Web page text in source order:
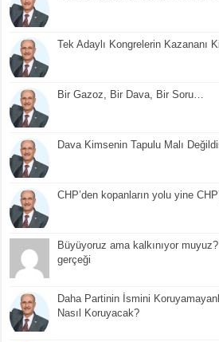
Tek Adaylı Kongrelerin Kazananı
Bir Gazoz, Bir Dava, Bir Soru…
Dava Kimsenin Tapulu Malı
CHP’den kopanların yolu yine
Büyüyoruz ama kalkınıyor
gerçeği
Daha Partinin İsmini
Nasıl Koruyacak?